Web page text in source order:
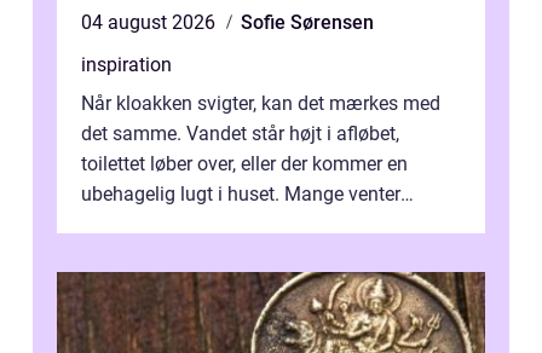
04 august 2026
Sofie Sørensen
inspiration
Når kloakken svigter, kan det mærkes med
det samme. Vandet står højt i afløbet,
toilettet løber over, eller der kommer en
ubehagelig lugt i huset. Mange venter